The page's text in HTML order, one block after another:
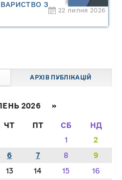
З
22 липня 2026
АРХІВ ПУБЛІКАЦІЙ
2026 »
ЧТ ПТ СБ
НД
1
2
6 7 8
9
13 14 15
16